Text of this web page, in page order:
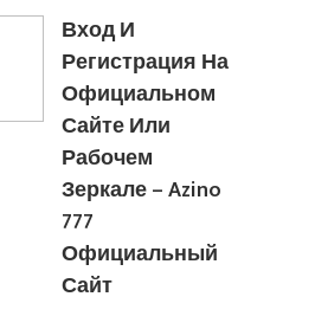
Вход И
Регистрация На
Официальном
Сайте Или
Рабочем
Зеркале – Azino
777
Официальный
Сайт